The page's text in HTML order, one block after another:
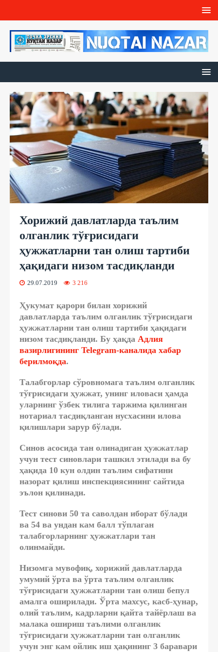
Хорижий давлатларда таълим
олганлик тўғрисидаги
ҳужжатларни тан олиш тартиби
ҳақидаги низом тасдиқланди
29.07.2019 3 216
Ҳукумат қарори билан хорижий
давлатларда таълим олганлик тўғрисидаги
ҳужжатларни тан олиш тартиби ҳақидаги
низом тасдиқланди. Бу ҳақда Адлия
вазирлигининг Telegram-каналида хабар
берилмоқда.
Талабгорлар сўровномага таълим олганлик
тўғрисидаги ҳужжат, унинг иловаси ҳамда
уларнинг ўзбек тилига таржима қилинган
нотариал тасдиқланган нусхасини илова
қилишлари зарур бўлади.
Синов асосида тан олинадиган ҳужжатлар
учун тест синовлари ташкил этилади ва бу
ҳақида 10 кун олдин таълим сифатини
назорат қилиш инспекциясининг сайтида
эълон қилинади.
Тест синови 50 та саволдан иборат бўлади
ва 54 ва ундан кам балл тўплаган
талабгорларнинг ҳужжатлари тан
олинмайди.
Низомга мувофиқ, хорижий давлатларда
умумий ўрта ва ўрта таълим олганлик
тўғрисидаги ҳужжатларни тан олиш бепул
амалга оширилади. Ўрта махсус, касб-ҳунар,
олий таълим, кадрларни қайта тайёрлаш ва
малака ошириш таълими олганлик
тўғрисидаги ҳужжатларни тан олганлик
учун энг кам ойлик иш ҳақининг 3 баравари